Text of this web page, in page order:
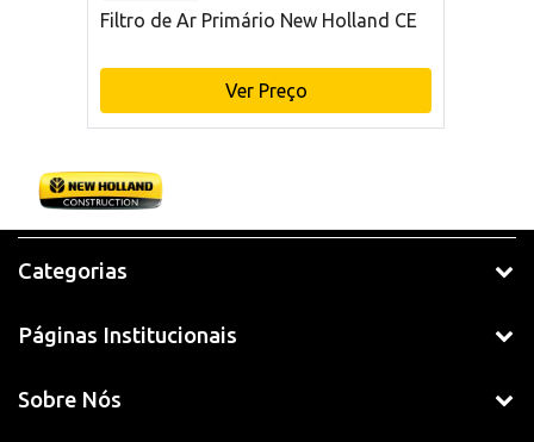
Filtro de Ar Primário New Holland CE
Ver Preço
Categorias
Páginas Institucionais
Sobre Nós